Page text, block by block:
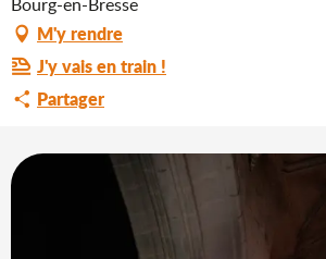
M'y rendre
J'y vais en train !
Partager